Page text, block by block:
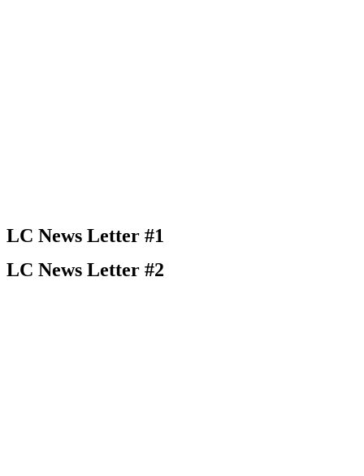
LC News Letter #1
LC News Letter #2